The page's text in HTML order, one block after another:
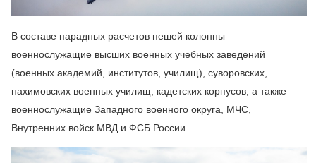
В составе парадных расчетов пешей колонны
военнослужащие высших военных учебных заведений
(военных академий, институтов, училищ), суворовских,
нахимовских военных училищ, кадетских корпусов, а также
военнослужащие Западного военного округа, МЧС,
Внутренних войск МВД и ФСБ России.